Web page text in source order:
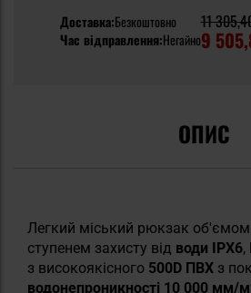
Доставка:Безкоштовно
Час відправлення:Негайно
11
9
ОПИС
Легкий міський рюкзак об'ємом
ступенем захисту від води IPX6,
з високоякісного 500D ПВХ з
водонепроникності 10 000 мм/